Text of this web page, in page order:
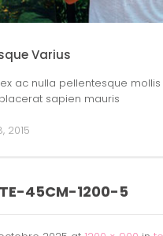
Varius
ac nulla pellentesque mollis
sapien mauris
2015
45CM-1200-5